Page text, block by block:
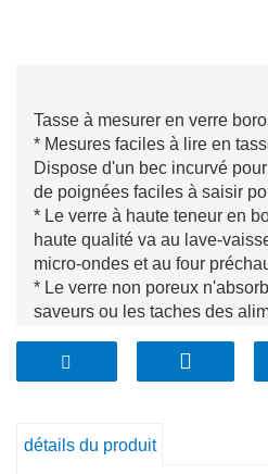
Tasse à mesurer en verre
* Mesures faciles à lire en
Dispose d'un bec incurvé
de poignées faciles à saisir
* Le verre à haute teneur en
haute qualité va au lave-
micro-ondes et au four
* Le verre non poreux
saveurs ou les taches des
temps
détails du produit